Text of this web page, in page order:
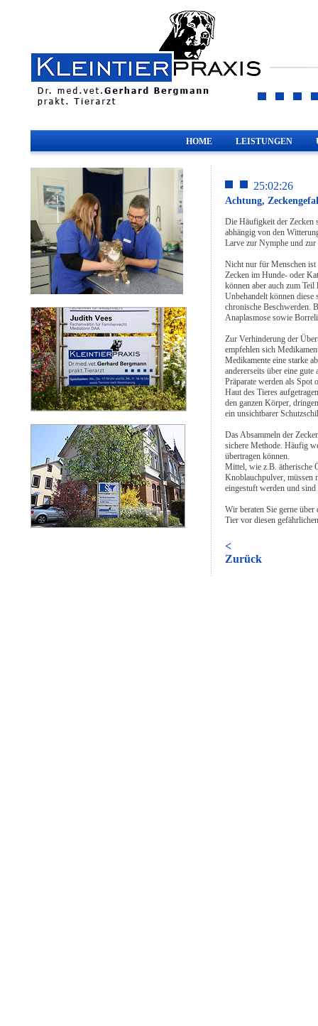
HOME LEISTUNGEN
25:02:26
Achtung,
Die Häufigkeit der Zecken
abhängig von den
Larve zur Nymphe und zur
Nicht nur für Menschen ist
Zecken im Hunde- oder
können aber auch zum
Unbehandelt können diese
chronische Beschwerden.
Anaplasmose sowie
Zur Verhinderung der
empfehlen sich
Medikamente eine starke
andererseits über eine gute
Präparate werden als Spot
Haut des Tieres
den ganzen Körper,
ein unsichtbarer
Das Absammeln der
sichere Methode. Häufig
übertragen können.
Mittel, wie z.B. ätherische
Knoblauchpulver, müssen
eingestuft werden und
Wir beraten Sie gerne
Tier vor diesen
<
Zurück